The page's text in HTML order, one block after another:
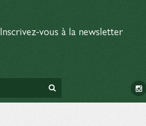
Inscrivez-vous à la newsletter